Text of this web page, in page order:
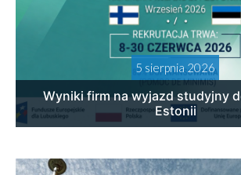
5 sierpnia 2026
Wyniki firm na wyjazd studyjny
Estonii